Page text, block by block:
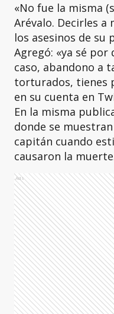
«No fue la misma
Arévalo. Decirles a
los asesinos de su
Agregó: «ya sé
caso, abandono a
torturados, tienes
en su cuenta en
En la misma
donde se
capitán cuando
causaron la
Ads